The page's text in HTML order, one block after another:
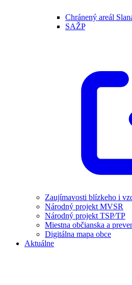
Chránený areál
SAŽP
Zaujímavosti blízkeho i
Národný projekt MVSR
Národný projekt TSP⁄TP
Miestna občianska a
Digitálna mapa obce
Aktuálne